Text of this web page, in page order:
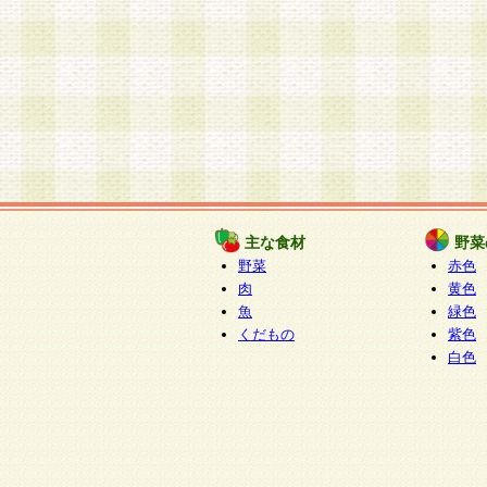
主な食材
野菜
肉
魚
くだもの
野
赤色
黄色
緑色
紫色
白色